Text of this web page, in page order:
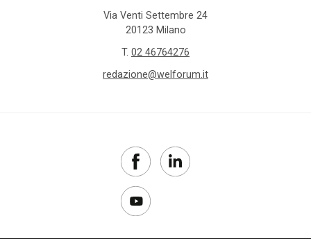
Via Venti Settembre 24
20123 Milano
T. 02 46764276
redazione@welforum.it